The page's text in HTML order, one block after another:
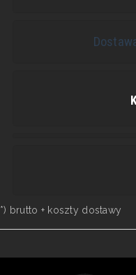
*) brutto + koszty dostawy